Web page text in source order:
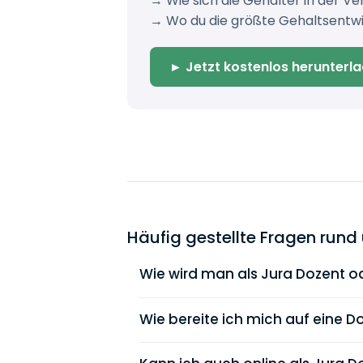
→ Wo du die größte
► Jetzt kostenlos
Häufig gestellte Fragen
Wie wird man als Jura Dozent
Akademien wirst du oft auf
Wie bereite ich mich auf eine